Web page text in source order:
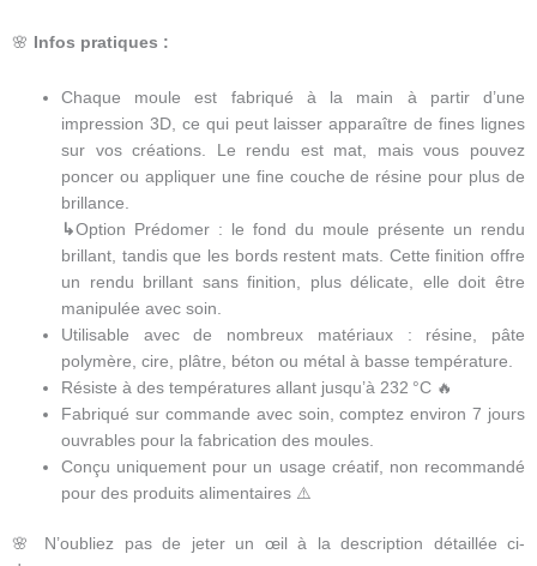
🌸 Infos pratiques :
Chaque moule est fabriqué à la main à partir d’une
impression 3D, ce qui peut laisser apparaître de fines lignes
sur vos créations. Le rendu est mat, mais vous pouvez
poncer ou appliquer une fine couche de résine pour plus de
brillance.
↳Option Prédomer : le fond du moule présente un rendu
brillant, tandis que les bords restent mats. Cette finition offre
un rendu brillant sans finition, plus délicate, elle doit être
manipulée avec soin.
Utilisable avec de nombreux matériaux : résine, pâte
polymère, cire, plâtre, béton ou métal à basse température.
Résiste à des températures allant jusqu’à 232 °C 🔥
Fabriqué sur commande avec soin, comptez environ 7 jours
ouvrables pour la fabrication des moules.
Conçu uniquement pour un usage créatif, non recommandé
pour des produits alimentaires ⚠️
🌸 N’oubliez pas de jeter un œil à la description détaillée ci-